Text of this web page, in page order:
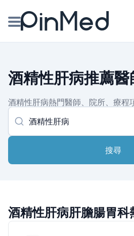
醫師專欄專訪
健康主題館
我是醫療人
酒精性肝病推薦
酒精性肝病熱門醫師、院所、療程
搜尋
酒精性肝病肝膽腸胃科